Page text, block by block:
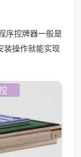
序控牌器一般是
装操作就能实现